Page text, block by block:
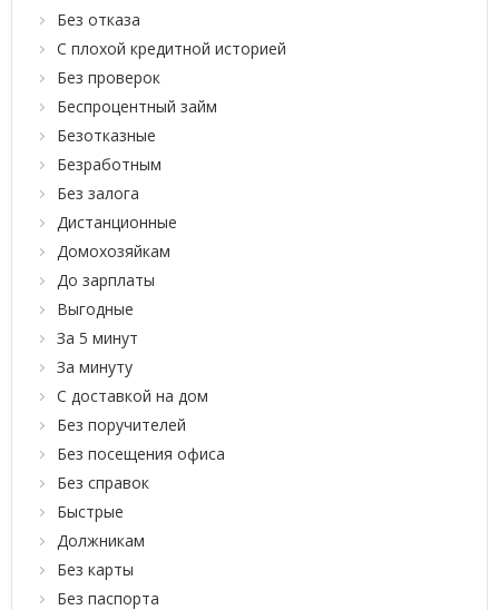
Без отказа
С плохой кредитной историей
Без проверок
Беспроцентный займ
Безотказные
Безработным
Без залога
Дистанционные
Домохозяйкам
До зарплаты
Выгодные
За 5 минут
За минуту
С доставкой на дом
Без поручителей
Без посещения офиса
Без справок
Быстрые
Должникам
Без карты
Без паспорта